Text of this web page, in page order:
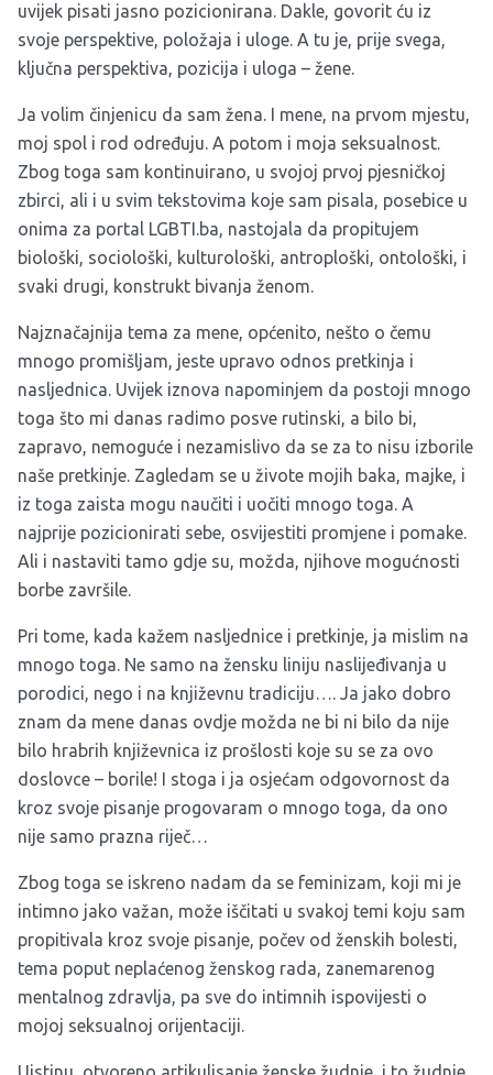
uvijek pisati jasno pozicionirana. Dakle, govorit ću iz
svoje perspektive, položaja i uloge. A tu je, prije svega,
ključna perspektiva, pozicija i uloga – žene.
Ja volim činjenicu da sam žena. I mene, na prvom mjestu,
moj spol i rod određuju. A potom i moja seksualnost.
Zbog toga sam kontinuirano, u svojoj prvoj pjesničkoj
zbirci, ali i u svim tekstovima koje sam pisala, posebice u
onima za portal LGBTI.ba, nastojala da propitujem
biološki, sociološki, kulturološki, antroploški, ontološki, i
svaki drugi, konstrukt bivanja ženom.
Najznačajnija tema za mene, općenito, nešto o čemu
mnogo promišljam, jeste upravo odnos pretkinja i
nasljednica. Uvijek iznova napominjem da postoji mnogo
toga što mi danas radimo posve rutinski, a bilo bi,
zapravo, nemoguće i nezamislivo da se za to nisu izborile
naše pretkinje. Zagledam se u živote mojih baka, majke, i
iz toga zaista mogu naučiti i uočiti mnogo toga. A
najprije pozicionirati sebe, osvijestiti promjene i pomake.
Ali i nastaviti tamo gdje su, možda, njihove mogućnosti
borbe završile.
Pri tome, kada kažem nasljednice i pretkinje, ja mislim na
mnogo toga. Ne samo na žensku liniju naslijeđivanja u
porodici, nego i na književnu tradiciju…. Ja jako dobro
znam da mene danas ovdje možda ne bi ni bilo da nije
bilo hrabrih književnica iz prošlosti koje su se za ovo
doslovce – borile! I stoga i ja osjećam odgovornost da
kroz svoje pisanje progovaram o mnogo toga, da ono
nije samo prazna riječ…
Zbog toga se iskreno nadam da se feminizam, koji mi je
intimno jako važan, može iščitati u svakoj temi koju sam
propitivala kroz svoje pisanje, počev od ženskih bolesti,
tema poput neplaćenog ženskog rada, zanemarenog
mentalnog zdravlja, pa sve do intimnih ispovijesti o
mojoj seksualnoj orijentaciji.